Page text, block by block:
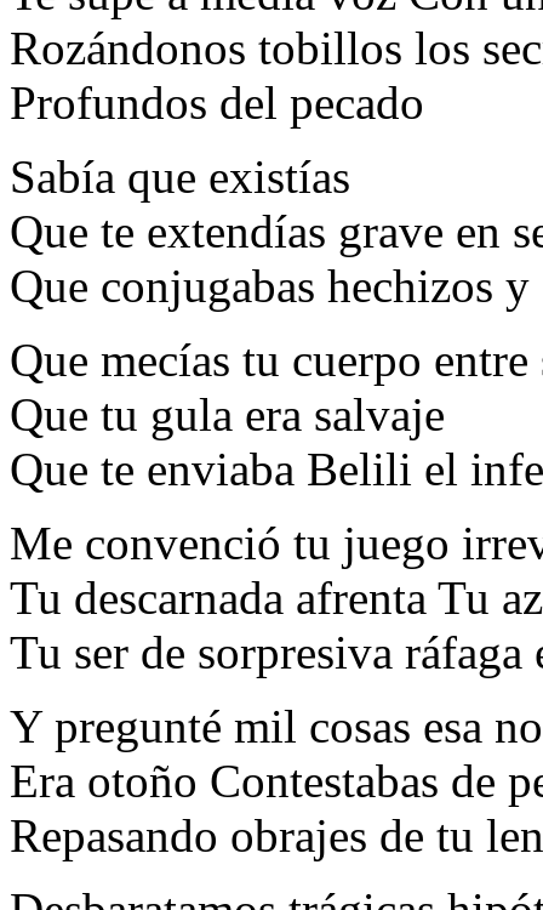
Rozándonos tobillos los
Profundos del pecado
Sabía que existías
Que te extendías grave en
Que conjugabas hechizos y
Que mecías tu cuerpo
Que tu gula era salvaje
Que te enviaba Belili el
Me convenció tu juego
Tu descarnada afrenta Tu
Tu ser de sorpresiva ráfaga
Y pregunté mil cosas esa
Era otoño Contestabas de
Repasando obrajes de tu